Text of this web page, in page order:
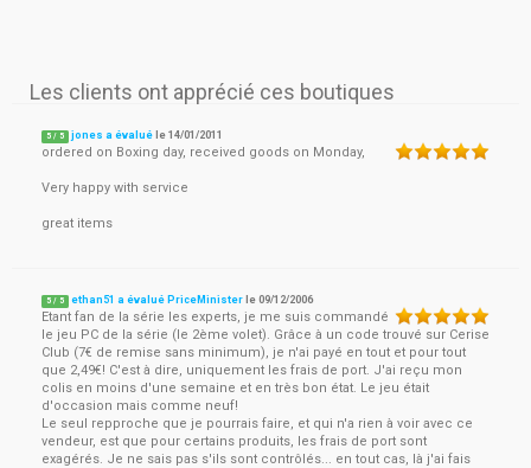
Les clients ont apprécié ces boutiques
5 / 5 jones a évalué le14/01/2011
ordered on Boxing day, received goods on Monday,
Very happy with service
great items
5 / 5 ethan51 a évalué PriceMinister le09/12/2006
Etant fan de la série les experts, je me suis commandé
le jeu PC de la série (le 2ème volet). Grâce à un code trouvé sur Cerise
Club (7€ de remise sans minimum), je n'ai payé en tout et pour tout
que 2,49€! C'est à dire, uniquement les frais de port. J'ai reçu mon
colis en moins d'une semaine et en très bon état. Le jeu était
d'occasion mais comme neuf!
Le seul repproche que je pourrais faire, et qui n'a rien à voir avec ce
vendeur, est que pour certains produits, les frais de port sont
exagérés. Je ne sais pas s'ils sont contrôlés... en tout cas, là j'ai fais